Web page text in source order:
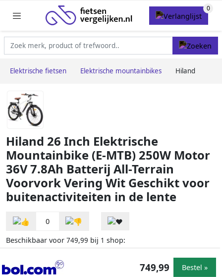
Elektrische fietsen Elektrische mountainbikes Hiland
Hiland 26 Inch Elektrische
Mountainbike (E-MTB) 250W Motor
36V 7.8Ah Batterij All-Terrain
Voorvork Vering Wit Geschikt voor
buitenactiviteiten in de lente
0
Beschikbaar voor 749,99 bij 1 shop:
749,99 Bestel »